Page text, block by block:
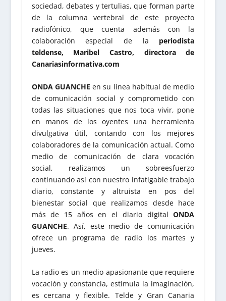
sociedad, debates y tertulias, que forman parte
de la columna vertebral de este proyecto
radiofónico, que cuenta además con la
colaboración especial de la periodista
teldense, Maribel Castro, directora de
Canariasinformativa.com
ONDA GUANCHE en su línea habitual de medio
de comunicación social y comprometido con
todas las situaciones que nos toca vivir, pone
en manos de los oyentes una herramienta
divulgativa útil, contando con los mejores
colaboradores de la comunicación actual. Como
medio de comunicación de clara vocación
social, realizamos un sobreesfuerzo
continuando así con nuestro infatigable trabajo
diario, constante y altruista en pos del
bienestar social que realizamos desde hace
más de 15 años en el diario digitalONDA
GUANCHE. Así, este medio de comunicación
ofrece un programa de radio los martes y
jueves.
La radio es un medio apasionante que requiere
vocación y constancia, estimula la imaginación,
es cercana y flexible. Telde y Gran Canaria